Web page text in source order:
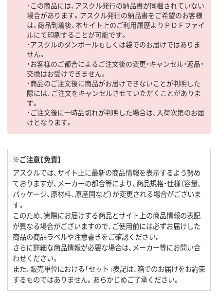
・この商品には、アスクル発行の納品書が同梱されていない
場合があります。アスクル発行の納品書をご希望のお客様
は、商品到着後、本サイト上のご利用履歴よりＰＤＦファイ
ルにて印刷することが可能です。
・アスクルのダンボールもしくは袋でのお届けではありま
せん。
・お客様のご都合によるご注文後の変更・キャンセル・返品・
交換はお受けできません。
・商品のご注文後に商品がお届けできないことが判明した
際には、ご注文をキャンセルさせていただくことがありま
す。
・ご注文後に一時品切れが判明した場合は、入荷次第のお届
けとなります。
※ご注意【免責】
アスクルでは、サイト上に最新の商品情報を表示するよう努め
ておりますが、メーカーの都合等により、商品規格・仕様（容量、
パッケージ、原材料、原産国など）が変更される場合がございま
す。
このため、実際にお届けする商品とサイト上の商品情報の表記
が異なる場合がございますので、ご使用前には必ずお届けした
商品の商品ラベルや注意書きをご確認ください。
さらに詳細な商品情報が必要な場合は、メーカー等にお問い合
わせください。
また、販売単位における「セット」表記は、箱でのお届けをお約束
するものではありません。あらかじめご了承ください。